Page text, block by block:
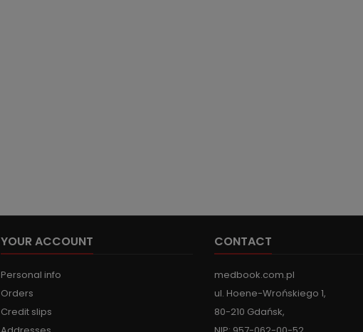
YOUR ACCOUNT
Personal info
Orders
Credit slips
CONTACT
medbook.com.pl
ul. Hoene-Wrońskiego 1,
80-210 Gdańsk,